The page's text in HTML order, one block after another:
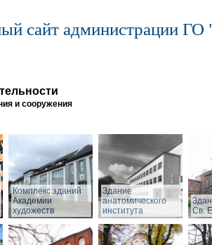
сайт администрации ГО
и сооружения
Комплекс зданий
Академии
художеств
Здание
анатомического
института
Св.